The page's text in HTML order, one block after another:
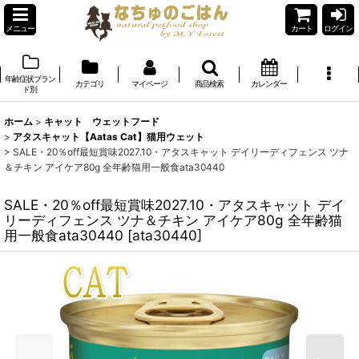
メニュー カート ログイン
年齢症状ブラン
ド別
カテゴリ マイページ 商品検索 カレンダー
ホーム > キャット ウェットフード
> アタスキャット【Aatas Cat】猫用ウェット
> SALE・20％off最短賞味2027.10・アタスキャット デイリーディフェンス ツナ
＆チキン アイケア80g 全年齢猫用一般食ata30440
SALE・20％off最短賞味2027.10・アタスキャット デイ
リーディフェンス ツナ＆チキン アイケア80g 全年齢猫
用一般食ata30440 [ata30440]